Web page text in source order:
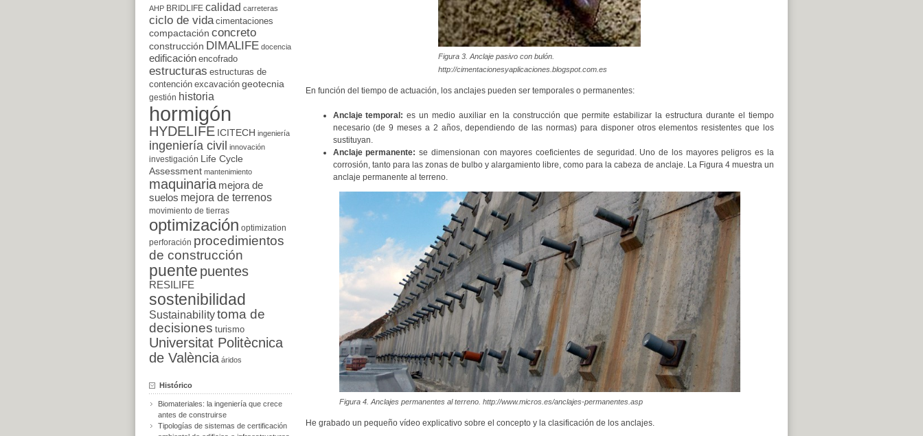
Figura 3. Anclaje pasivo con bulón.
http://cimentacionesyaplicaciones.blogspot.com.es
En función del tiempo de actuación, los anclajes pueden ser temporales o permanentes:
Anclaje temporal: es un medio auxiliar en la construcción que permite estabilizar la estructura durante el tiempo
necesario (de 9 meses a 2 años, dependiendo de las normas) para disponer otros elementos resistentes que los
sustituyan.
Anclaje permanente: se dimensionan con mayores coeficientes de seguridad. Uno de los mayores peligros es la
corrosión, tanto para las zonas de bulbo y alargamiento libre, como para la cabeza de anclaje. La Figura 4 muestra un
anclaje permanente al terreno.
Figura 4. Anclajes permanentes al terreno. http://www.micros.es/anclajes-permanentes.asp
He grabado un pequeño vídeo explicativo sobre el concepto y la clasificación de los anclajes.
AHP BRIDLIFE calidad carreteras
ciclo de vida cimentaciones
compactación concreto
construcción DIMALIFE docencia
edificación encofrado
estructuras estructuras de
contención excavación geotecnia
gestión historia
hormigón
HYDELIFE ICITECH ingeniería
ingeniería civil innovación
investigación
Life Cycle
Assessment mantenimiento
maquinaria mejora de
suelos mejora de terrenos
movimiento de tierras
optimización optimization
perforación procedimientos
de construcción
puente puentes
RESILIFE
sostenibilidad
Sustainabilitytoma de
decisiones turismo
Universitat Politècnica
de València áridos
Histórico
Biomateriales: la ingeniería que crece
antes de construirse
Tipologías de sistemas de certificación